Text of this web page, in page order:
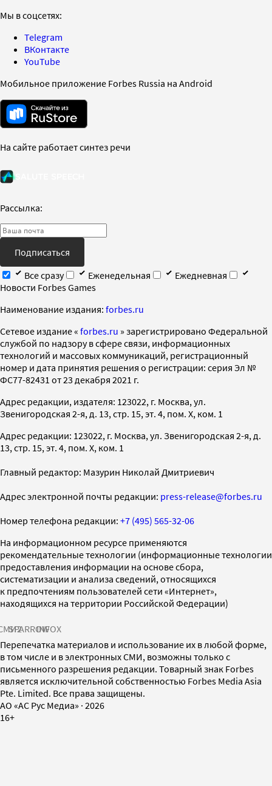
Мы в соцсетях:
Telegram
ВКонтакте
YouTube
Мобильное приложение Forbes Russia на Android
На сайте работает синтез речи
Рассылка:
Подписаться
Все сразу
Еженедельная
Ежедневная
Новости Forbes Games
Наименование издания: forbes.ru
Cетевое издание « forbes.ru » зарегистрировано Федеральной
службой по надзору в сфере связи, информационных
технологий и массовых коммуникаций, регистрационный
номер и дата принятия решения о регистрации: серия Эл №
ФС77-82431 от 23 декабря 2021 г.
Адрес редакции, издателя: 123022, г. Москва, ул.
Звенигородская 2-я, д. 13, стр. 15, эт. 4, пом. X, ком. 1
Адрес редакции: 123022, г. Москва, ул. Звенигородская 2-я, д.
13, стр. 15, эт. 4, пом. X, ком. 1
Главный редактор: Мазурин Николай Дмитриевич
Адрес электронной почты редакции: press-release@forbes.ru
Номер телефона редакции: +7 (495) 565-32-06
На информационном ресурсе применяются
рекомендательные технологии (информационные технологии
предоставления информации на основе сбора,
систематизации и анализа сведений, относящихся
к предпочтениям пользователей сети «Интернет»,
находящихся на территории Российской Федерации)
SPARROWINFOX
Перепечатка материалов и использование их в любой форме,
в том числе и в электронных СМИ, возможны только с
письменного разрешения редакции. Товарный знак Forbes
является исключительной собственностью Forbes Media Asia
Pte. Limited. Все права защищены.
AO «АС Рус Медиа» · 2026
16+